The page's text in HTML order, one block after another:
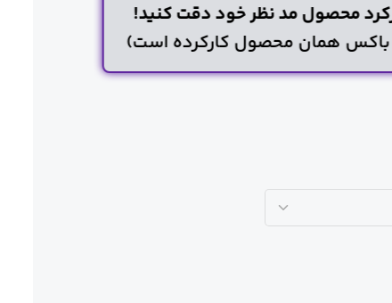
محصول مد نظر خود دقت کنید!
باکس همان محصول کارکرده است)